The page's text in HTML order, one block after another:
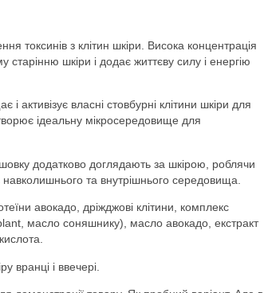
токсинів з клітин шкіри. Висока концентрація
шкіри і додає життєву силу і енергію
активізує власні стовбурні клітини шкіри для
ідеальну мікросередовище для
додатково доглядають за шкірою, роблячи
та внутрішнього середовища.
авокадо, дріжджові клітини, комплекс
масло соняшнику), масло авокадо, екстракт
вранці і ввечері.